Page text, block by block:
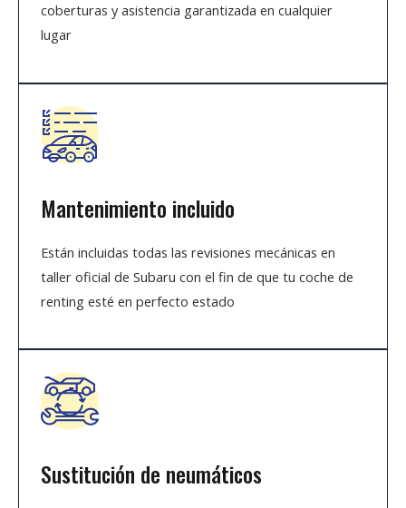
coberturas y asistencia garantizada en cualquier
lugar
Mantenimiento incluido
Están incluidas todas las revisiones mecánicas en
taller oficial de Subaru con el fin de que tu coche de
renting esté en perfecto estado
Sustitución de neumáticos